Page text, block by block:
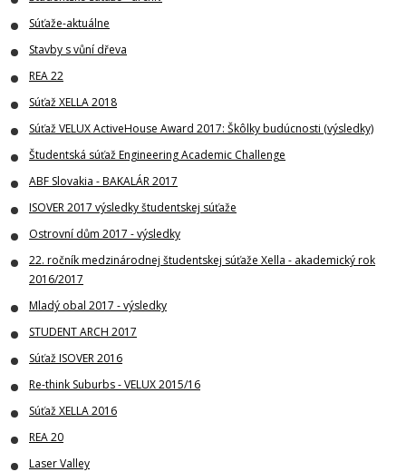
Súťaže-aktuálne
Stavby s vůní dřeva
REA 22
Súťaž XELLA 2018
Súťaž VELUX ActiveHouse Award 2017: Škôlky budúcnosti (výsledky)
Študentská súťaž Engineering Academic Challenge
ABF Slovakia - BAKALÁR 2017
ISOVER 2017 výsledky študentskej súťaže
Ostrovní dům 2017 - výsledky
22. ročník medzinárodnej študentskej súťaže Xella - akademický rok
2016/2017
Mladý obal 2017 - výsledky
STUDENT ARCH 2017
Súťaž ISOVER 2016
Re-think Suburbs - VELUX 2015/16
Súťaž XELLA 2016
REA 20
Laser Valley